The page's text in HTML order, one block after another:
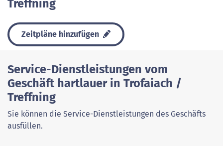
Treffning
Zeitpläne hinzufügen
Service-Dienstleistungen vom
Geschäft hartlauer in Trofaiach /
Treffning
Sie können die Service-Dienstleistungen des Geschäfts
ausfüllen.